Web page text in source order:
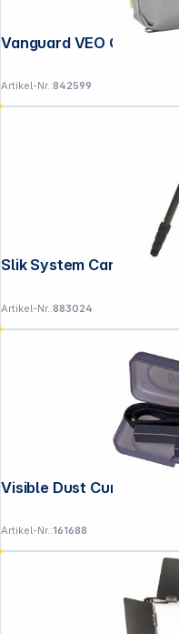
Artikel-Nr.:842599
Slik System Carbon 74
Artikel-Nr.:883024
Visible Dust CurVswab Kit
Artikel-Nr.:161688